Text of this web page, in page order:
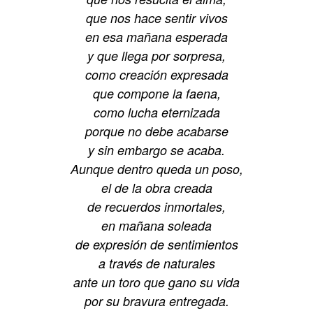
que nos hace sentir vivos
en esa mañana esperada
y que llega por sorpresa,
como creación expresada
que compone la faena,
como lucha eternizada
porque no debe acabarse
y sin embargo se acaba.
Aunque dentro queda un poso,
el de la obra creada
de recuerdos inmortales,
en mañana soleada
de expresión de sentimientos
a través de naturales
ante un toro que gano su vida
por su bravura entregada.